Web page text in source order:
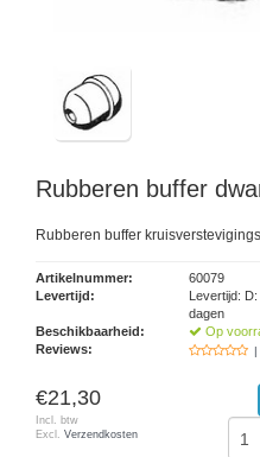
Rubberen buffer
Rubberen buffer
Artikelnummer:
60079
Levertijd:
Levertijd:
dagen
Beschikbaarheid:
Op
Reviews:
|
€21,30
Incl. btw
Excl. Verzendkosten